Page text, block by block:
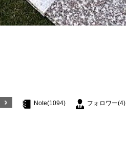
Note(1094) フォロワー(4)